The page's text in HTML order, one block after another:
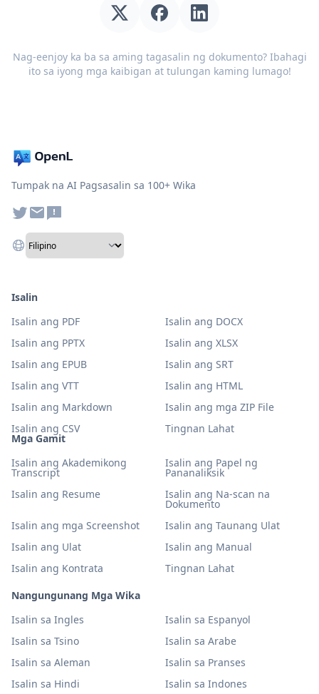
Nag-eenjoy ka ba sa aming tagasalin ng dokumento? Ibahagi
ito sa iyong mga kaibigan at tulungan kaming lumago!
Tumpak na AI Pagsasalin sa 100+ Wika
Mga Gamit
Isalin ang Akademikong
Transcript
Isalin ang Papel ng
Pananaliksik
Isalin ang Resume
Isalin ang Na-scan na
Dokumento
Isalin ang mga Screenshot
Isalin ang Taunang Ulat
Isalin ang Ulat
Isalin ang Manual
Isalin ang Kontrata
Tingnan Lahat
Nangungunang Mga Wika
Isalin sa Ingles
Isalin sa Espanyol
Isalin sa Tsino
Isalin sa Arabe
Isalin sa Aleman
Isalin sa Pranses
Isalin sa Hindi
Isalin sa Indones
Isalin
Isalin ang PDF
Isalin ang DOCX
Isalin ang PPTX
Isalin ang XLSX
Isalin ang EPUB
Isalin ang SRT
Isalin ang VTT
Isalin ang HTML
Isalin ang Markdown
Isalin ang mga ZIP File
Isalin ang CSV
Tingnan Lahat